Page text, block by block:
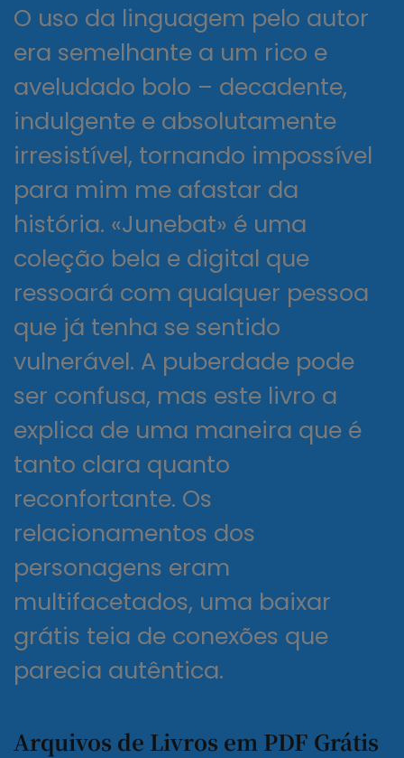
O uso da linguagem pelo autor
era semelhante a um rico e
aveludado bolo – decadente,
indulgente e absolutamente
irresistível, tornando impossível
para mim me afastar da
história. «Junebat» é uma
coleção bela e digital que
ressoará com qualquer pessoa
que já tenha se sentido
vulnerável. A puberdade pode
ser confusa, mas este livro a
explica de uma maneira que é
tanto clara quanto
reconfortante. Os
relacionamentos dos
personagens eram
multifacetados, uma baixar
grátis teia de conexões que
parecia autêntica.
Arquivos de Livros em PDF Grátis